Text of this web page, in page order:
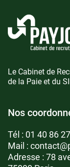
Le Cabinet de
de la Paie et du
Nos
Tél : 01 40 86
Mail :
Adresse : 78